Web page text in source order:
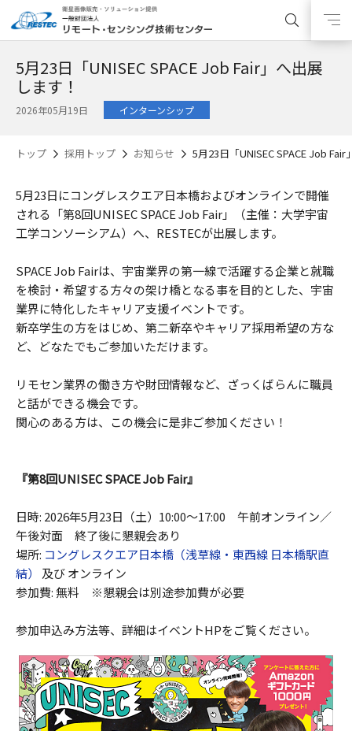
5月23日「UNISEC SPACE Job Fair」へ出展
します！
2026年05月19日 インターンシップ
トップ 採用トップ お知らせ 5月23日「UNISEC SPACE Job
5月23日にコングレスクエア日本橋およびオンラインで開催
される「第8回UNISEC SPACE Job Fair」（主催：大学宇宙
工学コンソーシアム）へ、RESTECが出展します。
SPACE Job Fairは、宇宙業界の第一線で活躍する企業と就職
を検討・希望する方々の架け橋となる事を目的とした、宇宙
業界に特化したキャリア支援イベントです。
新卒学生の方をはじめ、第二新卒やキャリア採用希望の方な
ど、どなたでもご参加いただけます。
リモセン業界の働き方や財団情報など、ざっくばらんに職員
と話ができる機会です。
関心のある方は、この機会に是非ご参加ください！
『第8回UNISEC SPACE Job Fair』
日時: 2026年5月23日（土）10:00～17:00 午前オンライン／
午後対面 終了後に懇親会あり
場所: コングレスクエア日本橋（浅草線・東西線 日本橋駅直
結）
及び オンライン
参加費: 無料 ※懇親会は別途参加費が必要
参加申込み方法等、詳細はイベントHPをご覧ください。